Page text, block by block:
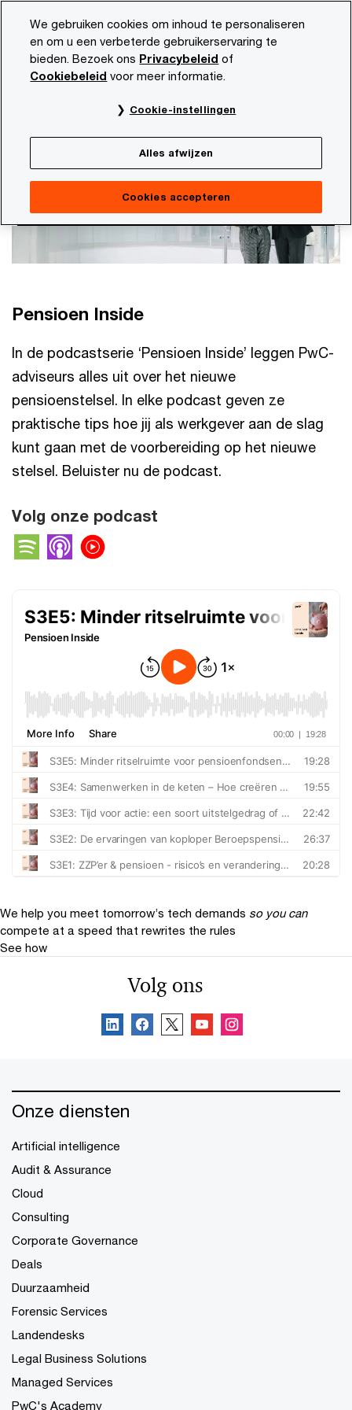
content
footer
PwC NL Mediacentrum Podcasts
Pensioen Inside
Pensioen Inside
In de podcastserie ‘Pensioen Inside’ leggen PwC-
adviseurs alles uit over het nieuwe
pensioenstelsel. In elke podcast geven ze
praktische tips hoe jij als werkgever aan de slag
kunt gaan met de voorbereiding op het nieuwe
stelsel. Beluister nu de podcast.
Volg onze podcast
SpotifyApple Podcasts
We help you meet tomorrow’s tech demands so you can
compete at a speed that rewrites the rules
See how
Volg ons
Onze diensten
Artificial intelligence
Audit & Assurance
Cloud
Consulting
Corporate Governance
Deals
Duurzaamheid
Forensic Services
Landendesks
Legal Business Solutions
Managed Services
PwC's Academy
We gebruiken cookies om inhoud te personaliseren
en om u een verbeterde gebruikerservaring te
bieden. Bezoek ons Privacybeleid of
Cookiebeleid voor meer informatie.
Cookie-instellingen
Alles afwijzen
Cookies accepteren